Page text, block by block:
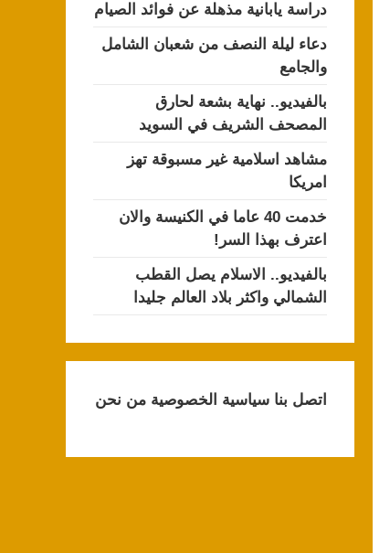
دراسة يابانية مذهلة عن فوائد الصيام
دعاء ليلة النصف من شعبان الشامل
والجامع
بالفيديو.. نهاية بشعة لحارق
المصحف الشريف في السويد
مشاهد اسلامية غير مسبوقة تهز
امريكا
خدمت 40 عاما في الكنيسة والان
اعترف بهذا السر!
بالفيديو.. الاسلام يصل القطب
الشمالي واكثر بلاد العالم جليدا
اتصل بنا سياسية الخصوصية من نحن